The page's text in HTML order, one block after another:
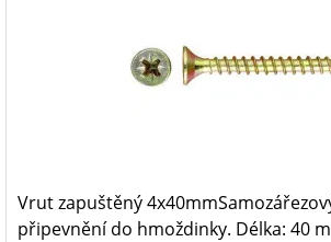
Vrut zapuštěný
připevnění do hmoždinky. Délka: 40